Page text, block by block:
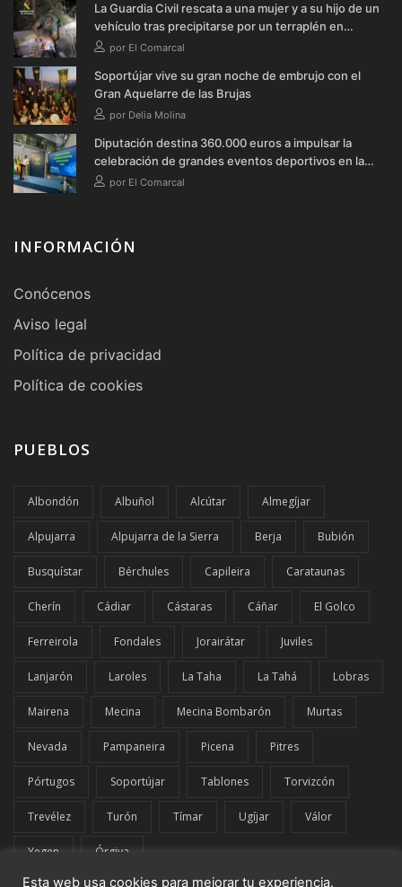
La Guardia Civil rescata a una mujer y a su hijo de un
vehículo tras precipitarse por un terraplén en
Soportújar
por El Comarcal
Soportújar vive su gran noche de embrujo con el
Gran Aquelarre de las Brujas
por Delia Molina
Diputación destina 360.000 euros a impulsar la
celebración de grandes eventos deportivos en la
provincia durante 2026
por El Comarcal
INFORMACIÓN
Conócenos
Aviso legal
Política de privacidad
Política de cookies
PUEBLOS
Albondón Albuñol Alcútar Almegíjar
Alpujarra Alpujarra de la Sierra Berja Bubión
Busquístar Bérchules Capileira Carataunas
Cherín Cádiar Cástaras Cáñar El Golco
Ferreirola Fondales Jorairátar Juviles
Lanjarón Laroles La Taha La Tahá Lobras
Mairena Mecina Mecina Bombarón Murtas
Nevada Pampaneira Picena Pitres
Pórtugos Soportújar Tablones Torvizcón
Trevélez Turón Tímar Ugíjar Válor
Yegen Órgiva
Esta web usa cookies para mejorar tu experiencia.